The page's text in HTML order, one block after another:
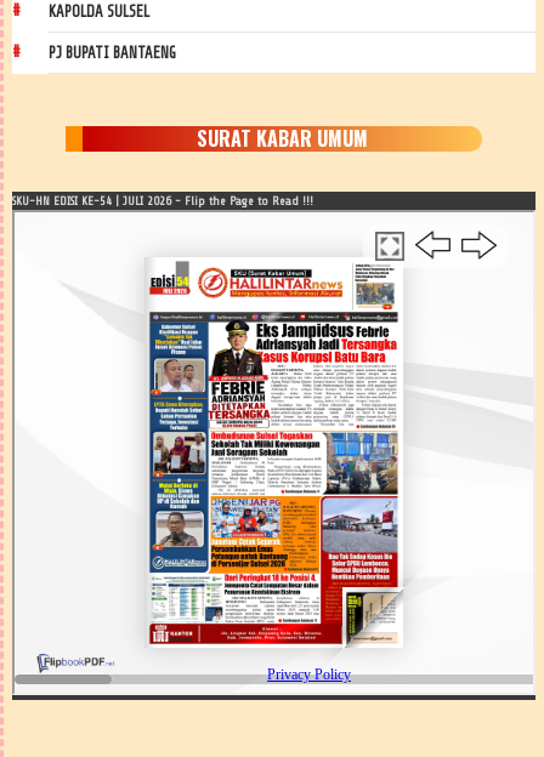
KAPOLDA SULSEL
PJ BUPATI BANTAENG
SURAT KABAR UMUM
SKU-HN EDISI KE-54 | JULI 2026 - Flip the Page to Read !!!